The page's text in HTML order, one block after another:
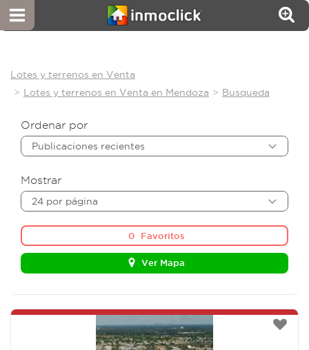
Lotes y terrenos en Venta
Lotes y terrenos en Venta en Mendoza
Busqueda
Ordenar por
Publicaciones recientes
Mostrar
24 por página
0 Favoritos
Ver Mapa